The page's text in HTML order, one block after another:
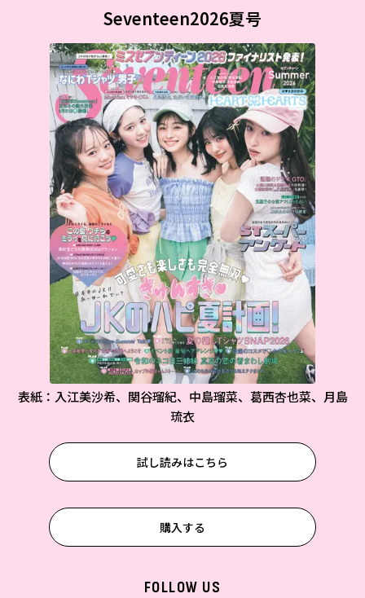
Seventeen2026夏号
表紙：入江美沙希、関谷瑠紀、中島瑠菜、葛西杏也菜、月島
琉衣
試し読みはこちら
購入する
FOLLOW US